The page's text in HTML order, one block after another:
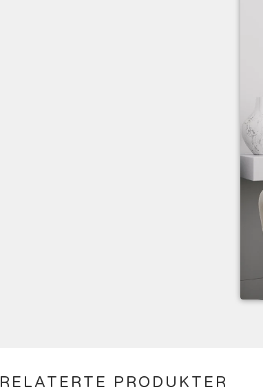
RELATERTE PRODUKTER